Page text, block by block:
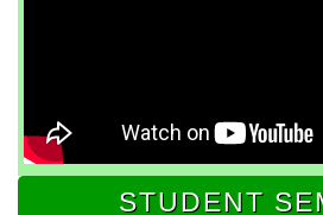
STUDENT